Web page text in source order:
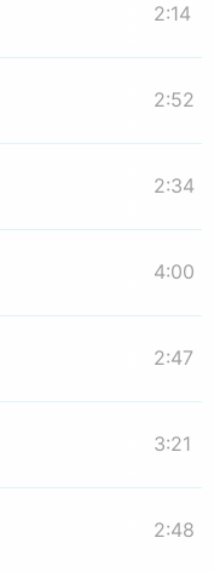
2:14
2:52
2:34
4:00
2:47
3:21
2:48